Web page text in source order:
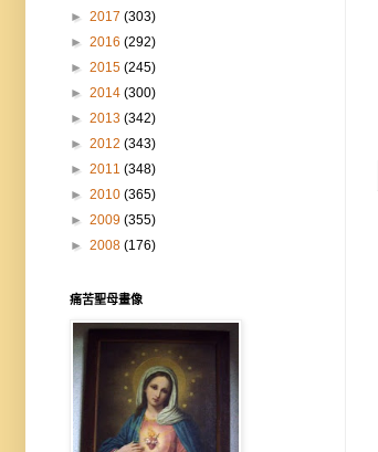
► 2017 (303)
► 2016 (292)
► 2015 (245)
► 2014 (300)
► 2013 (342)
► 2012 (343)
► 2011 (348)
► 2010 (365)
► 2009 (355)
► 2008 (176)
痛苦聖母畫像